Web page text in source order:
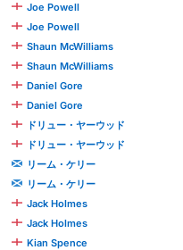
Joe Powell
Joe Powell
Shaun McWilliams
Shaun McWilliams
Daniel Gore
Daniel Gore
ドリュー・ヤーウッド
ドリュー・ヤーウッド
リーム・ケリー
リーム・ケリー
Jack Holmes
Jack Holmes
Kian Spence